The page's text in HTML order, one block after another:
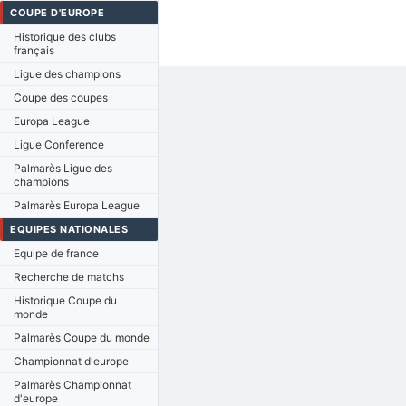
COUPE D'EUROPE
Historique des clubs
français
Ligue des champions
Coupe des coupes
Europa League
Ligue Conference
Palmarès Ligue des
champions
Palmarès Europa League
EQUIPES NATIONALES
Equipe de france
Recherche de matchs
Historique Coupe du
monde
Palmarès Coupe du monde
Championnat d'europe
Palmarès Championnat
d'europe